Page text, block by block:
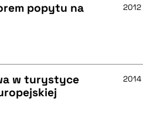
popytu na
2012
w turystyce
2014